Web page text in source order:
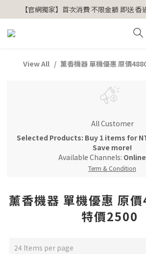
【官網獨家】首次消費 不限金額 即送
【官網獨家】首次消費 不限金額 即送
安心專用淨化包10入X3 原價960
【官網獨家】首次消費 不限金額 即送 香
View All 薰香機器 單機優惠 原價
All Customer
Selected Products: Buy 1 items for
Save more!
Available Channels:
Term & Condition
薰香機器 單機優惠 原
特價2500
24 Items per page